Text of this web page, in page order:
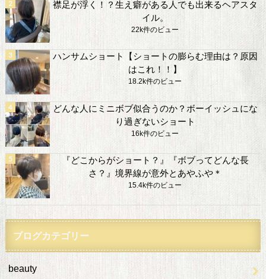
襟足が浮く！？生え癖がある人でも出来るヘアスタ
イル。
22k件のビュー
ハンサムショート【ショートの膨らむ理由は？原因
はこれ！！】
18.2k件のビュー
どんな人にミニボブ似合うのか？ボーイッシュにな
り過ぎないショート
16k件のビュー
『どこからがショート？』『ボブってどんな長
さ？』境界線が意外とあやふや＊
15.4k件のビュー
ブログカテゴリー
beauty